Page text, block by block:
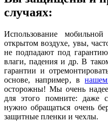
случаях:
Использование
открытом воздухе, увы,
не подпадают под
влаги, падения и др. В
гарантии и
основе, например, в
осторожны! Мы очень
для этого помните: даже
нужно обращаться очень
защитные пленки и чехлы.